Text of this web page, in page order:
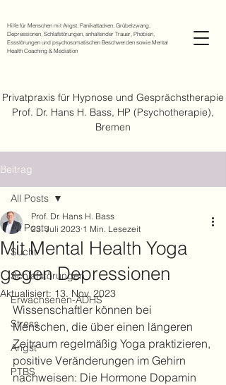
Hilfe für Menschen mit Angst, Panikattacken, Grübelzwang,
Depressionen, Schlafstörungen, anhaltender Trauer, Phobien,
Essstörungen und psychosomatischen Beschwerden sowie Mental
Health Coaching & Mediation
Privatpraxis für Hypnose und Gesprächstherapie
Prof. Dr. Hans H. Bass, HP (Psychotherapie),
Bremen
Beitrag
All Posts
Sucht
Schlafstörungen
Erwachsenen-ADHS
Stress
Angst
PTBS
All Posts
Mit Mental Health Yoga
gegen Depressionen
Prof. Dr. Hans H. Bass
23. Juli 2023 1 Min. Lesezeit
Aktualisiert: 13. Nov. 2023
Wissenschaftler können bei
Menschen, die über einen längeren
Zeitraum regelmäßig Yoga praktizieren,
positive Veränderungen im Gehirn
nachweisen: Die Hormone Dopamin